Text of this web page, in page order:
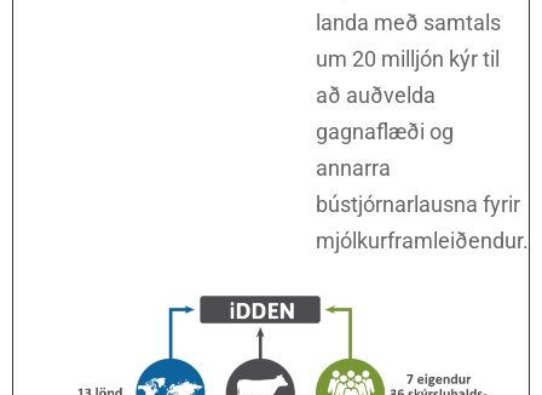
landa með samtals
um 20 milljón kýr til
að auðvelda
gagnaflæði og
annarra
bústjórnarlausna fyrir
mjólkurframleiðendur.